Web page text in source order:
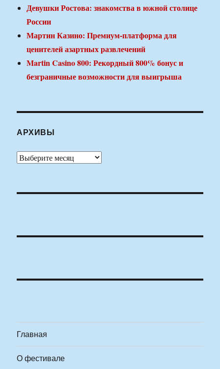
Девушки Ростова: знакомства в южной столице
России
Мартин Казино: Премиум-платформа для
ценителей азартных развлечений
Martin Casino 800: Рекордный 800% бонус и
безграничные возможности для выигрыша
АРХИВЫ
Архивы
Главная
О фестивале